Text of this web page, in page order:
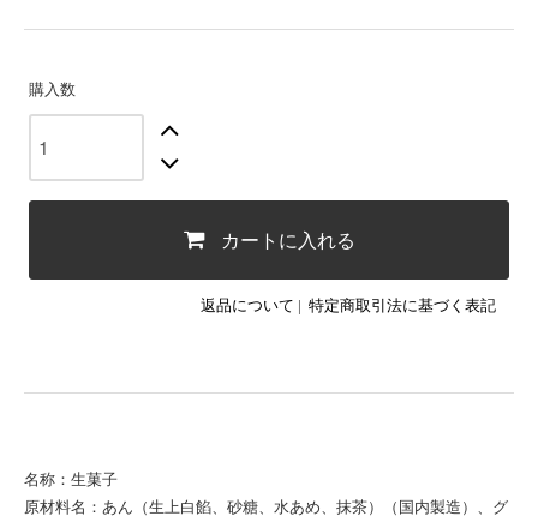
購入数
カートに入れる
返品について | 特定商取引法に基づく表記
名称：生菓子
原材料名：あん（生上白餡、砂糖、水あめ、抹茶）（国内製造）、グ